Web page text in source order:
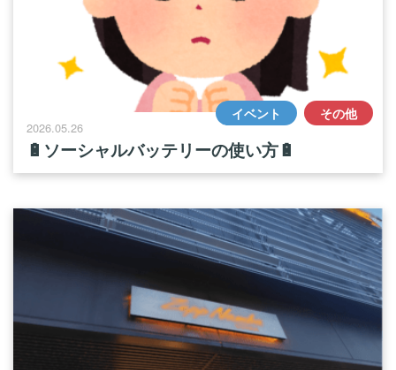
2026.05.26
🔋ソーシャルバッテリーの使い方🔋
イベント その他